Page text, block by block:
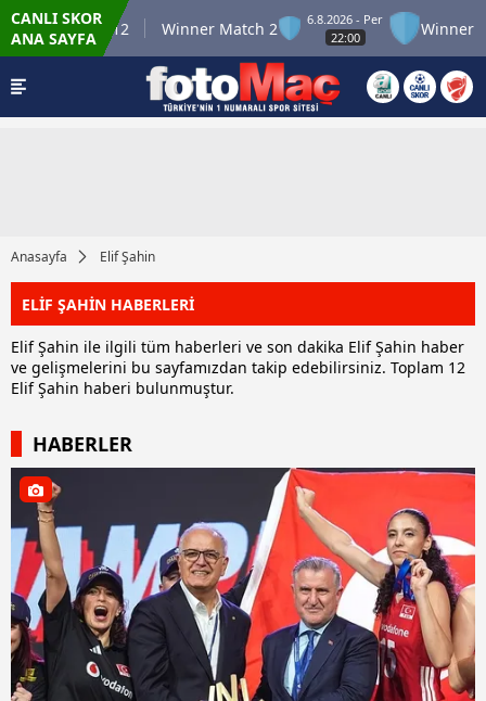
CANLI SKOR
ANA SAYFA
Match 12 Winner Match 2
6.8.2026 - Per
22:00
Winner
Anasayfa Elif Şahin
ELİF ŞAHİN HABERLERİ
Elif Şahin ile ilgili tüm haberleri ve son dakika Elif Şahin haber
ve gelişmelerini bu sayfamızdan takip edebilirsiniz. Toplam 12
Elif Şahin haberi bulunmuştur.
HABERLER